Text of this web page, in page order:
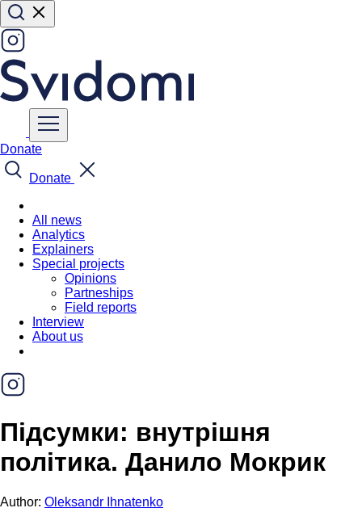
Donate
Donate
All news
Analytics
Explainers
Special projects
Opinions
Partneships
Field reports
Interview
About us
Підсумки: внутрішня
політика. Данило Мокрик
Author: Oleksandr Ihnatenko